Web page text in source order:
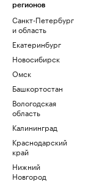
регионов
Санкт-Петербург
и область
Екатеринбург
Новосибирск
Омск
Башкортостан
Вологодская
область
Калининград
Краснодарский
край
Нижний
Новгород